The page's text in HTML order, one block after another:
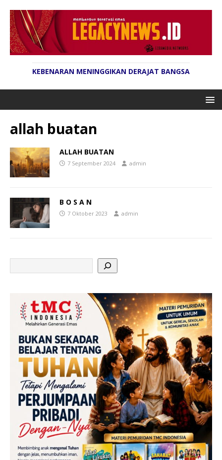
KEBENARAN MENINGGIKAN DERAJAT BANGSA
allah buatan
ALLAH BUATAN
7 September 2024 admin
B O S A N
7 Oktober 2023 admin